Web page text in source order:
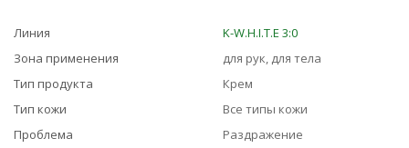
Линия
K-W.H.I.T.E 3:0
Зона применения
для рук, для тела
Тип продукта
Крем
Тип кожи
Все типы кожи
Проблема
Раздражение